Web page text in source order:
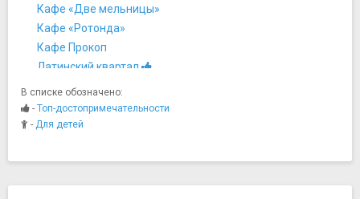
Кафе «Две мельницы»
Кафе «Ротонда»
Кафе Прокоп
Латинский квартал
Монмартр
Остров Сите
Площадь Бастилии
Мост Архиепархии
В списке обозначено:
- Топ-достопримечательности
- Для детей